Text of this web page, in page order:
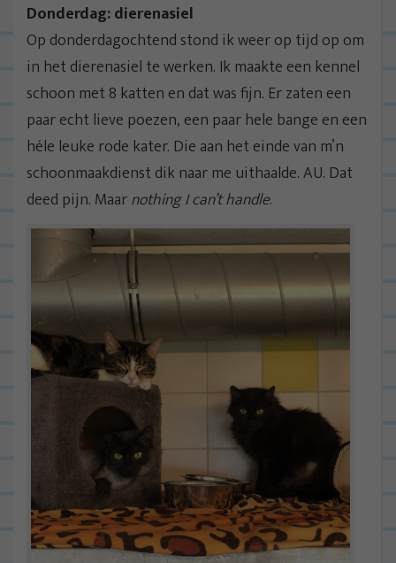
Donderdag: dierenasiel
Op donderdagochtend stond ik weer op tijd op om
in het dierenasiel te werken. Ik maakte een kennel
schoon met 8 katten en dat was fijn. Er zaten een
paar echt lieve poezen, een paar hele bange en een
héle leuke rode kater. Die aan het einde van m’n
schoonmaakdienst dik naar me uithaalde. AU. Dat
deed pijn. Maarnothing I can’t handle.